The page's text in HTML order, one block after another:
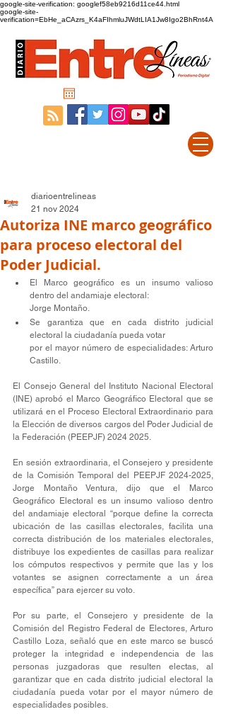
google-site-verification: googlef58eb9216d11ce44.html
google-site-
verification=EbHe_aCAzrs_K4aFIhmluJWdtLIA1Jw8Igo2BhRnt4A
Autoriza INE marco geográfico
para proceso electoral del
Poder Judicial.
diarioentrelineas
21 nov 2024
El Marco geográfico es un insumo valioso
dentro del andamiaje electoral:
Jorge Montaño.
Se garantiza que en cada distrito judicial
electoral la ciudadanía pueda votar
por el mayor número de especialidades: Arturo
Castillo.
El Consejo General del Instituto Nacional Electoral
(INE) aprobó el Marco Geográfico Electoral que se
utilizará en el Proceso Electoral Extraordinario para
la Elección de diversos cargos del Poder Judicial de
la Federación (PEEPJF) 2024 2025.
En sesión extraordinaria, el Consejero y presidente
de la Comisión Temporal del PEEPJF 2024-2025,
Jorge Montaño Ventura, dijo que el Marco
Geográfico Electoral es un insumo valioso dentro
del andamiaje electoral “porque define la correcta
ubicación de las casillas electorales, facilita una
correcta distribución de los materiales electorales,
distribuye los expedientes de casillas para realizar
los cómputos respectivos y permite que las y los
votantes se asignen correctamente a un área
específica” para ejercer su voto.
Por su parte, el Consejero y presidente de la
Comisión del Registro Federal de Electores, Arturo
Castillo Loza, señaló que en este marco se buscó
proteger la integridad e independencia de las
personas juzgadoras que resulten electas, al
garantizar que en cada distrito judicial electoral la
ciudadanía pueda votar por el mayor número de
especialidades posibles.